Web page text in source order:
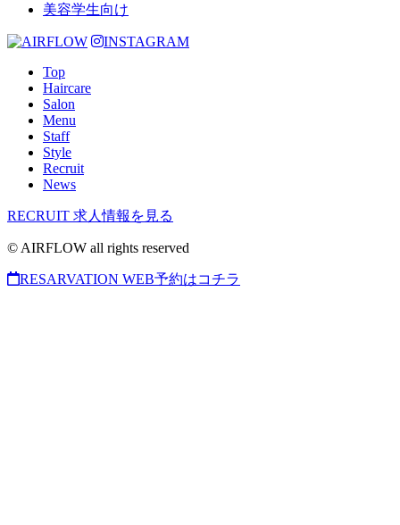
美容学生向け
INSTAGRAM
Top
Haircare
Salon
Menu
Staff
Style
Recruit
News
RECRUIT 求人情報を見る
© AIRFLOW all rights reserved
RESARVATION WEB予約はコチラ